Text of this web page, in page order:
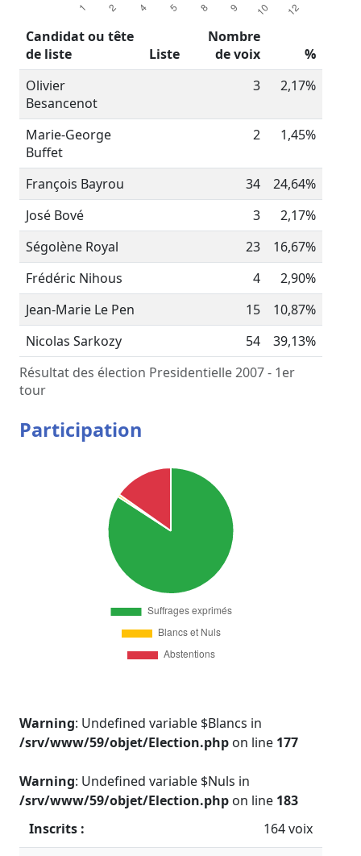
Résultat des élection Presidentielle 2007 - 1er
tour
Candidat ou tête
de liste
Liste
Nombre
de voix
%
Olivier
Besancenot
3 2,17%
Marie-George
Buffet
2 1,45%
François Bayrou 34
24,64%
José Bové
3
2,17%
Ségolène Royal
23
16,67%
Frédéric Nihous
4
2,90%
Jean-Marie Le Pen
15
10,87%
Nicolas Sarkozy
54 39,13%
Participation
Warning: Undefined variable $Blancs in
/srv/www/59/objet/Election.php on line 177
Warning: Undefined variable $Nuls in
/srv/www/59/objet/Election.php on line 183
Inscrits :
164 voix